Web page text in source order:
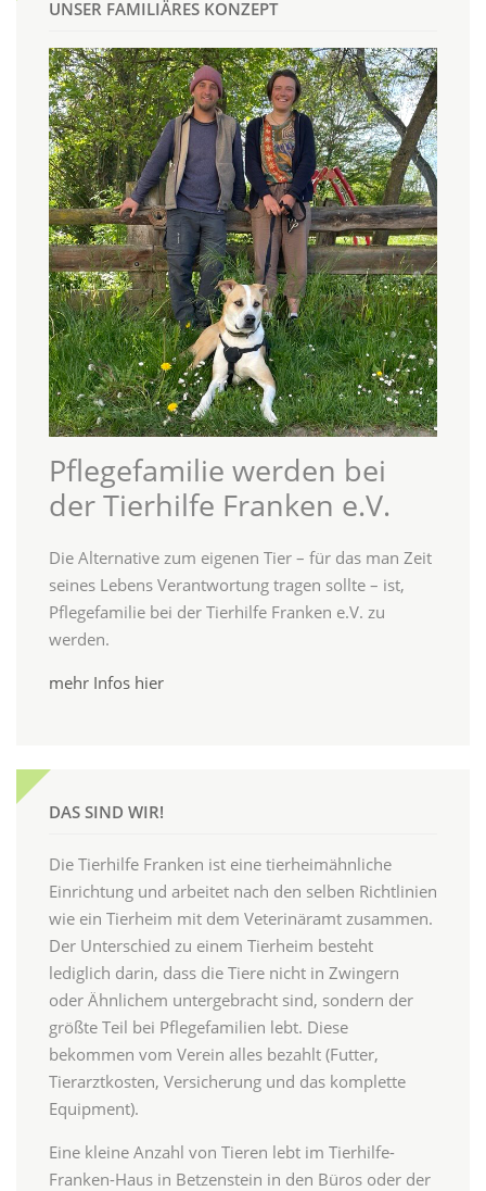
UNSER FAMILIÄRES KONZEPT
Pflegefamilie werden bei
der Tierhilfe Franken e.V.
Die Alternative zum eigenen Tier – für das man Zeit
seines Lebens Verantwortung tragen sollte – ist,
Pflegefamilie bei der Tierhilfe Franken e.V. zu
werden.
mehr Infos hier
DAS SIND WIR!
Die Tierhilfe Franken ist eine tierheimähnliche
Einrichtung und arbeitet nach den selben Richtlinien
wie ein Tierheim mit dem Veterinäramt zusammen.
Der Unterschied zu einem Tierheim besteht
lediglich darin, dass die Tiere nicht in Zwingern
oder Ähnlichem untergebracht sind, sondern der
größte Teil bei Pflegefamilien lebt. Diese
bekommen vom Verein alles bezahlt (Futter,
Tierarztkosten, Versicherung und das komplette
Equipment).
Eine kleine Anzahl von Tieren lebt im Tierhilfe-
Franken-Haus in Betzenstein in den Büros oder der